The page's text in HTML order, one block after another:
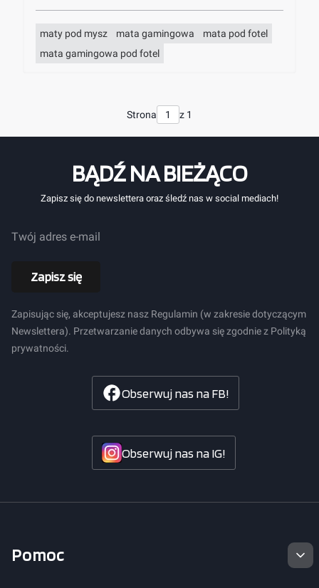
maty pod mysz mata gamingowa
mata pod fotel
mata gamingowa pod fotel
Strona z 1
BĄDŹ NA BIEŻĄCO
Zapisz się do newslettera oraz śledź nas w social mediach!
Twój adres e-mail
Zapisz się
Zapisując się, akceptujesz nasz Regulamin (w zakresie dotyczącym
Newslettera). Przetwarzanie danych odbywa się zgodnie z Polityką
prywatności.
Obserwuj nas na FB!
Obserwuj nas na IG!
Linki w stopce
Pomoc